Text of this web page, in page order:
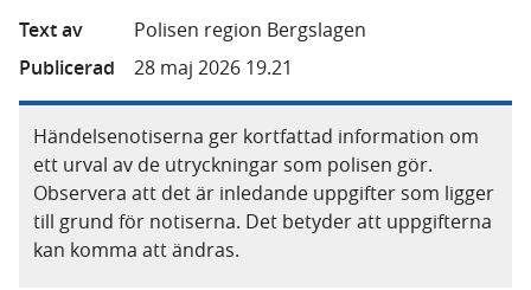
Text av
Polisen region Bergslagen
Publicerad
28 maj 2026 19.21
Händelsenotiserna ger kortfattad information om
ett urval av de utryckningar som polisen gör.
Observera att det är inledande uppgifter som ligger
till grund för notiserna. Det betyder att uppgifterna
kan komma att ändras.